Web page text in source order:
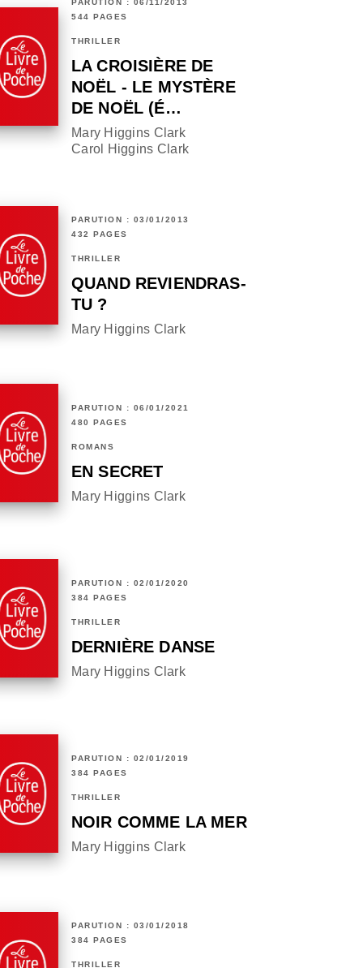
PARUTION : 06/11/2013
544 PAGES
THRILLER
LA CROISIÈRE DE
NOËL - LE MYSTÈRE
DE NOËL (É…
Mary Higgins Clark
Carol Higgins Clark
PARUTION : 03/01/2013
432 PAGES
THRILLER
QUAND REVIENDRAS-
TU ?
Mary Higgins Clark
PARUTION : 06/01/2021
480 PAGES
ROMANS
EN SECRET
Mary Higgins Clark
PARUTION : 02/01/2020
384 PAGES
THRILLER
DERNIÈRE DANSE
Mary Higgins Clark
PARUTION : 02/01/2019
384 PAGES
THRILLER
NOIR COMME LA MER
Mary Higgins Clark
PARUTION : 03/01/2018
384 PAGES
THRILLER